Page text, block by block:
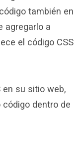
también en
agregarlo a
el código CSS
en su sitio web,
dentro de